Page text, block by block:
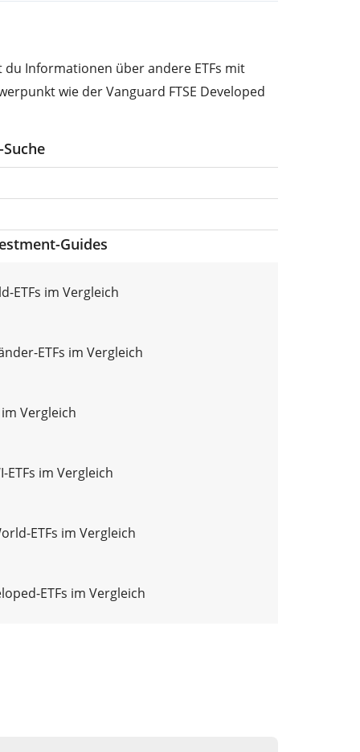
Informationen über andere ETFs mit
wie der Vanguard FTSE Developed
Guides
ETFs im Vergleich
ETFs im Vergleich
im Vergleich
ETFs im Vergleich
ETFs im Vergleich
ETFs im Vergleich